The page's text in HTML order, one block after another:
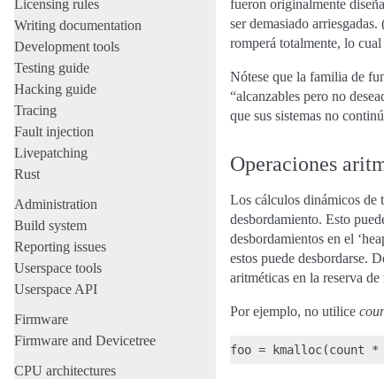
Licensing rules
Writing documentation
Development tools
Testing guide
Hacking guide
Tracing
Fault injection
Livepatching
Rust
Administration
Build system
Reporting issues
Userspace tools
Userspace API
Firmware
Firmware and Devicetree
CPU architectures
fueron originalmente
ser demasiado
romperá totalmente, lo
Nótese que la familia de
“alcanzables pero no
que sus sistemas no
Operaciones
Los cálculos dinámicos de
desbordamiento. Esto
desbordamientos en el
estos puede desbordarse.
aritméticas en la reserva
Por ejemplo, no utilice